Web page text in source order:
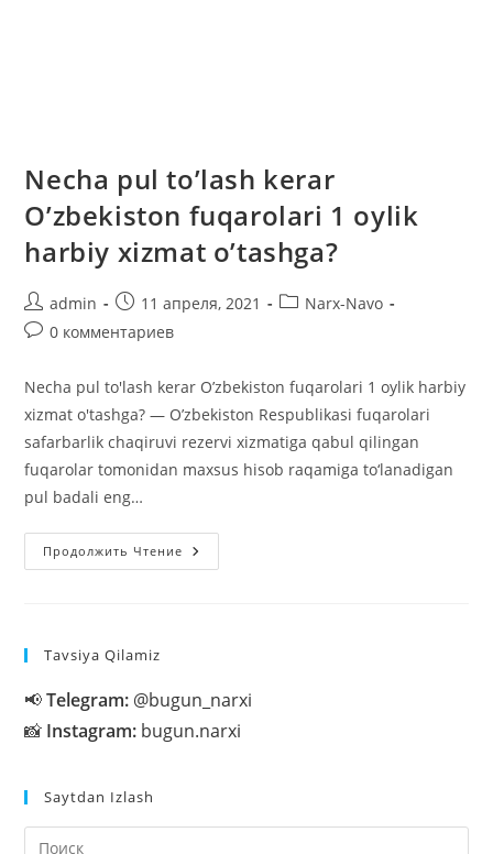
Necha pul to’lash kerar
O’zbekiston fuqarolari 1 oylik
harbiy xizmat o’tashga?
Автор
записи:
admin
Запись
опубликована:
11 апреля, 2021
Рубрика
Narx-Navo
Комментарии
записи:
0 комментариев
Necha pul to'lash kerar O’zbekiston fuqarolari 1 oylik harbiy
xizmat o'tashga? — O’zbekiston Respublikasi fuqarolari
safarbarlik chaqiruvi rezervi xizmatiga qabul qilingan
fuqarolar tomonidan maxsus hisob raqamiga to‘lanadigan
pul badali eng…
Продолжить Чтение Necha
Pul
O’tashga?
Tavsiya Qilamiz
📢Telegram: @bugun_narxi
📸 Instagram: bugun.narxi
Saytdan Izlash